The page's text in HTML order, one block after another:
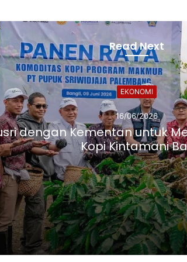
Read Next
EKONOMI
16/06/2026
dengan Kementan untuk
Kopi Kintamani